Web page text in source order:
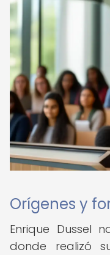
Orígenes y
Enrique Dussel
donde realizó